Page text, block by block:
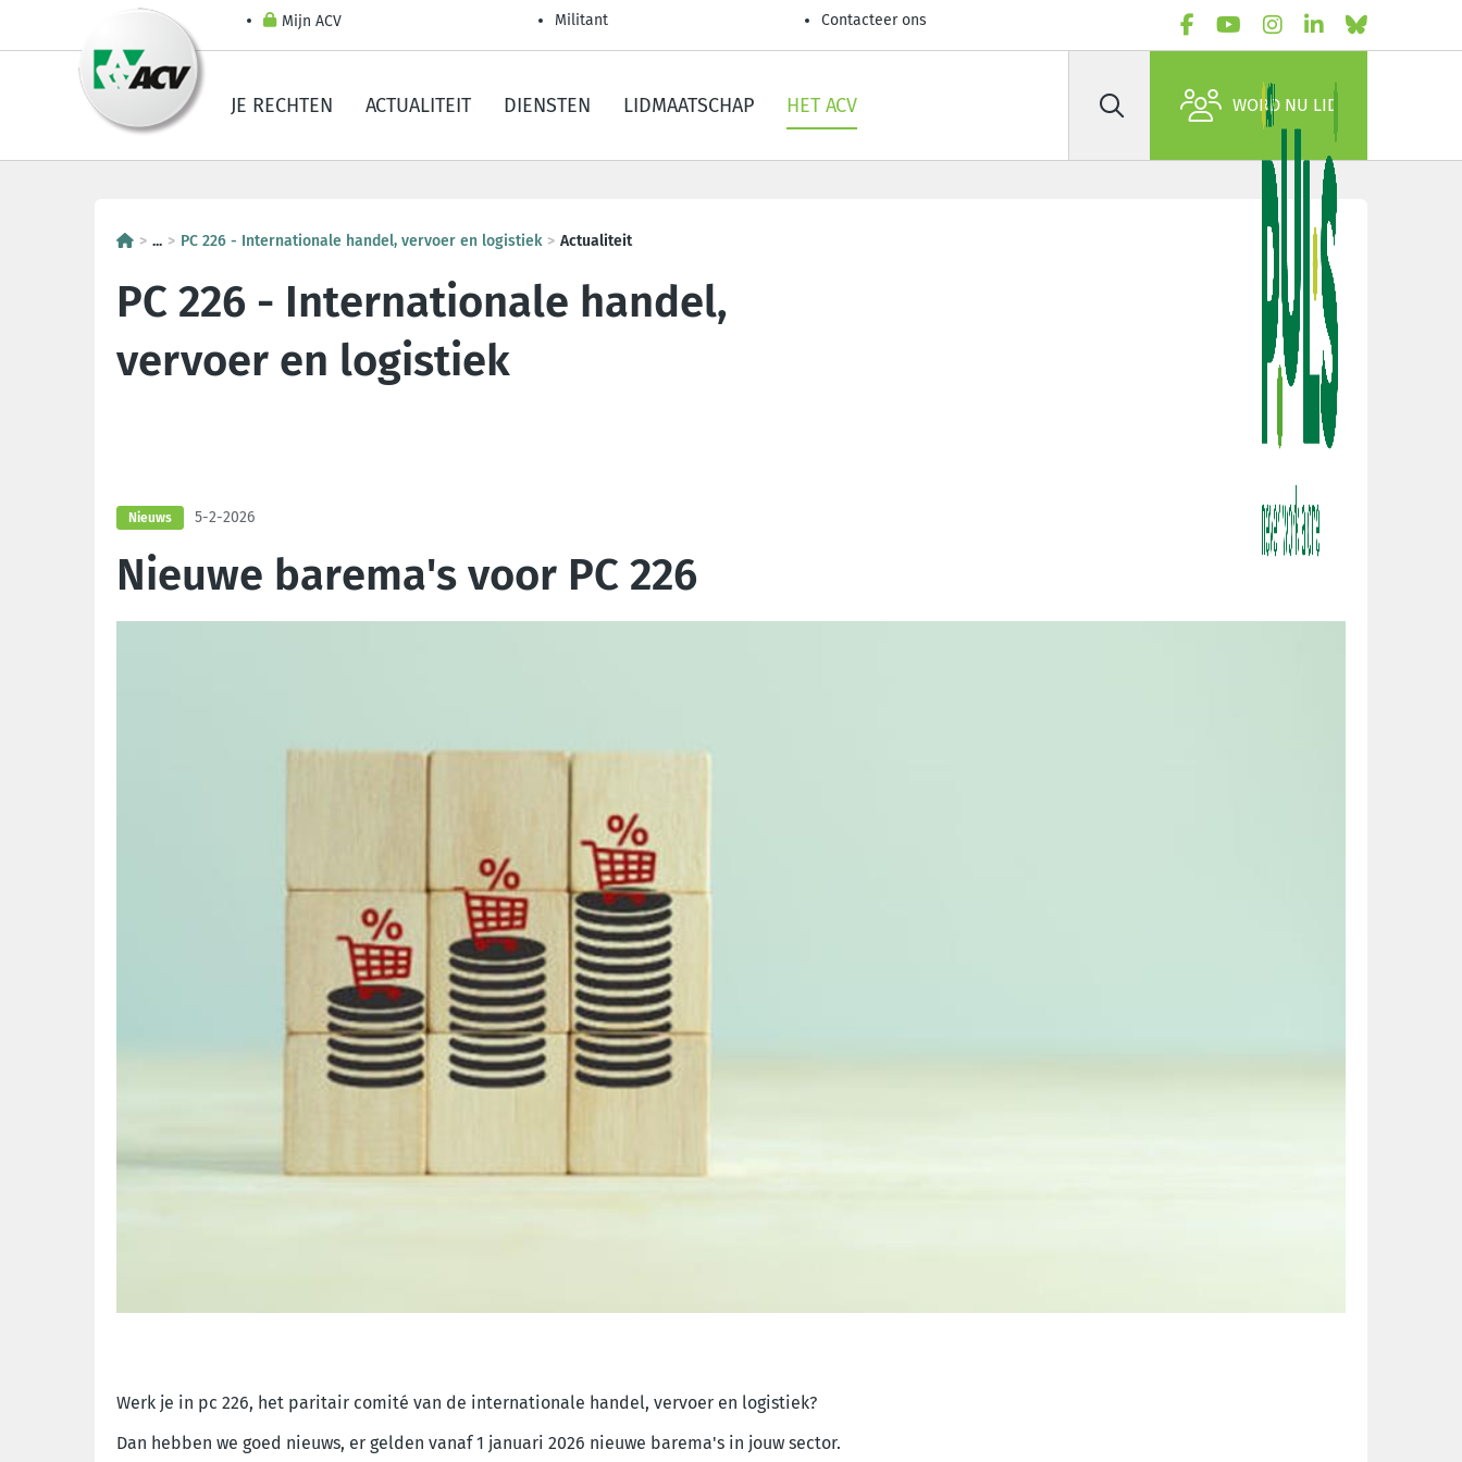
Mijn ACV Militant Contacteer ons
JE RECHTEN ACTUALITEIT DIENSTEN LIDMAATSCHAP HET ACV Zoek WORD NU LID
... PC 226 - Internationale handel, vervoer en logistiek Actualiteit
PC 226 - Internationale handel,
vervoer en logistiek
Nieuws 5-2-2026
Nieuwe barema's voor PC 226
Werk je in pc 226, het paritair comité van de internationale handel, vervoer en logistiek?
Dan hebben we goed nieuws, er gelden vanaf 1 januari 2026 nieuwe barema's in jouw sector.